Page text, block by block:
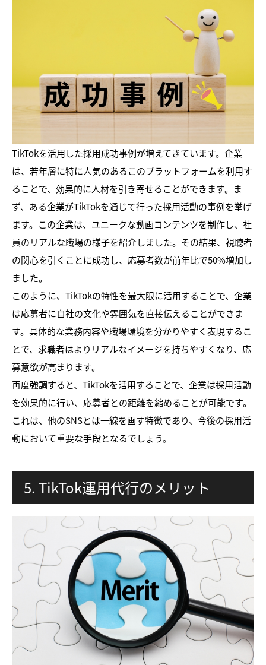
TikTokを活用した採用成功事例が増えてきています。企業
は、若年層に特に人気のあるこのプラットフォームを利用す
ることで、効果的に人材を引き寄せることができます。ま
ず、ある企業がTikTokを通じて行った採用活動の事例を挙げ
ます。この企業は、ユニークな動画コンテンツを制作し、社
員のリアルな職場の様子を紹介しました。その結果、視聴者
の関心を引くことに成功し、応募者数が前年比で50%増加し
ました。
このように、TikTokの特性を最大限に活用することで、企業
は応募者に自社の文化や雰囲気を直接伝えることができま
す。具体的な業務内容や職場環境を分かりやすく表現するこ
とで、求職者はよりリアルなイメージを持ちやすくなり、応
募意欲が高まります。
再度強調すると、TikTokを活用することで、企業は採用活動
を効果的に行い、応募者との距離を縮めることが可能です。
これは、他のSNSとは一線を画す特徴であり、今後の採用活
動において重要な手段となるでしょう。
5. TikTok運用代行のメリット